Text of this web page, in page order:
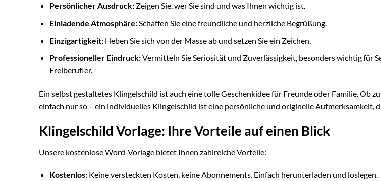
Persönlicher Ausdruck:Zeigen Sie, wer Sie sind und was Ihnen wichtig ist.
Einladende Atmosphäre:Schaffen Sie eine freundliche und herzliche Begrüßung.
Einzigartigkeit:Heben Sie sich von der Masse ab und setzen Sie ein Zeichen.
Professioneller Eindruck:Vermitteln Sie Seriosität und Zuverlässigkeit, besonders wichtig für
Freiberufler.
Ein selbst gestaltetes Klingelschild ist auch eine tolle Geschenkidee für Freunde oder Familie. Ob
einfach nur so – ein individuelles Klingelschild ist eine persönliche und originelle Aufmerksamkeit,
Klingelschild Vorlage: Ihre Vorteile auf einen Blick
Unsere kostenlose Word-Vorlage bietet Ihnen zahlreiche Vorteile:
Kostenlos:Keine versteckten Kosten, keine Abonnements. Einfach herunterladen und loslegen.